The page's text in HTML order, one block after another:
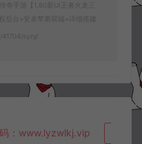
奇手游【1.80新UI王者火龙三
后台+安卓苹果双端+详细搭建
syzy/
：www.lyzwlkj.vip